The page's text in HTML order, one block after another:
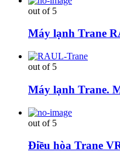
out of 5
Máy lạnh Trane
out of 5
Máy lạnh Trane.
out of 5
Điều hòa Trane